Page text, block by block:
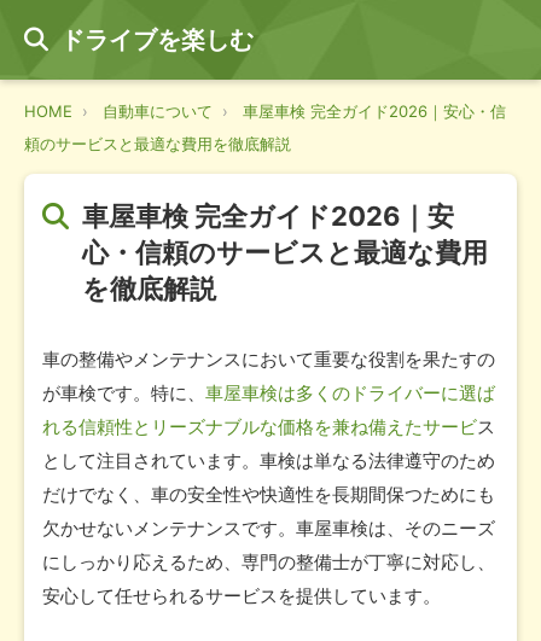
ドライブを楽しむ
HOME 自動車について
車屋車検 完全ガイド2026｜安心・信
頼のサービスと最適な費用を徹底解説
車屋車検 完全ガイド2026｜安
心・信頼のサービスと最適な費用
を徹底解説
車の整備やメンテナンスにおいて重要な役割を果たすの
が車検です。特に、 車屋車検は多くのドライバーに選ば
れる信頼性とリーズナブルな価格を兼ね備えたサービス
として注目されています。車検は単なる法律遵守のため
だけでなく、車の安全性や快適性を長期間保つためにも
欠かせないメンテナンスです。車屋車検は、そのニーズ
にしっかり応えるため、専門の整備士が丁寧に対応し、
安心して任せられるサービスを提供しています。